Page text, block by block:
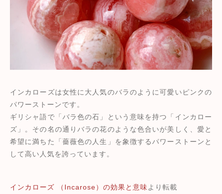
インカローズは女性に大人気のバラのように可愛いピンクの
パワーストーンです。
ギリシャ語で「バラ色の石」という意味を持つ「インカロー
ズ」。その名の通りバラの花のような色合いが美しく、愛と
希望に満ちた「薔薇色の人生」を象徴するパワーストーンと
して高い人気を誇っています。
インカローズ （Incarose）の効果と意味より転載